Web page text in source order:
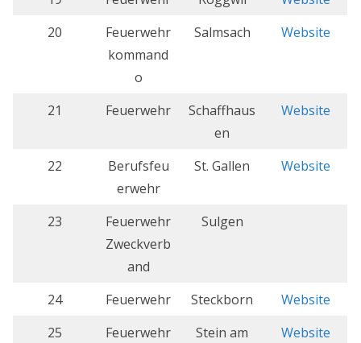
20
Feuerwehr
kommand
o
Salmsach Website
21 Feuerwehr
Schaffhaus
en
Website
22
Berufsfeu
erwehr
St. Gallen Website
23
Feuerwehr
Zweckverb
and
Sulgen
24 Feuerwehr Steckborn
Website
25
Feuerwehr
Stein am
Website